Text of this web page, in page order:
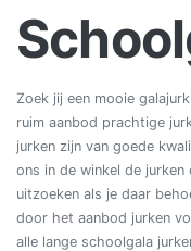
Zoek jij een mooie
ruim aanbod prachtige
jurken zijn van goede
ons in de winkel de
uitzoeken als je daar
door het aanbod jurken
alle lange schoolgala